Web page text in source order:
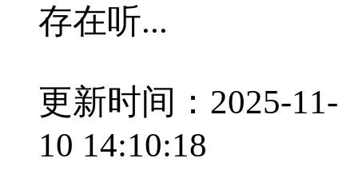
存在听...
更新时间：2025-11-
10 14:10:18